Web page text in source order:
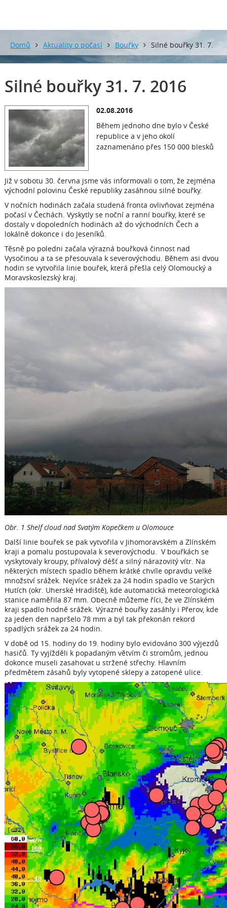
Domů Aktuality o počasí Bouřky Silné bouřky 31. 7.
2016
Silné bouřky 31. 7. 2016
02.08.2016
Během jednoho dne bylo v České
republice a v jeho okolí
zaznamenáno přes 150 000 blesků
Již v sobotu 30. června jsme vás informovali o tom, že zejména
východní polovinu České republiky zasáhnou silné bouřky.
V nočních hodinách začala studená fronta ovlivňovat zejména
počasí v Čechách. Vyskytly se noční a ranní bouřky, které se
dostaly v dopoledních hodinách až do východních Čech a
lokálně dokonce i do Jeseníků.
Těsně po poledni začala výrazná bouřková činnost nad
Vysočinou a ta se přesouvala k severovýchodu. Během asi dvou
hodin se vytvořila linie bouřek, která přešla celý Olomoucký a
Moravskoslezský kraj.
Obr. 1 Shelf cloud nad Svatým Kopečkem u Olomouce
Další linie bouřek se pak vytvořila v Jihomoravském a Zlínském
kraji a pomalu postupovala k severovýchodu. V bouřkách se
vyskytovaly kroupy, přívalový déšť a silný nárazovitý vítr. Na
některých místech spadlo během krátké chvíle opravdu velké
množství srážek. Nejvíce srážek za 24 hodin spadlo ve Starých
Hutích (okr. Uherské Hradiště), kde automatická meteorologická
stanice naměřila 87 mm. Obecně můžeme říci, že ve Zlínském
kraji spadlo hodně srážek. Výrazné bouřky zasáhly i Přerov, kde
za jeden den napršelo 78 mm a byl tak překonán rekord
spadlých srážek za 24 hodin.
V době od 15. hodiny do 19. hodiny bylo evidováno 300 výjezdů
hasičů. Ty vyjížděli k popadaným větvím či stromům, jednou
dokonce museli zasahovat u stržené střechy. Hlavním
předmětem zásahů byly vytopené sklepy a zatopené ulice.